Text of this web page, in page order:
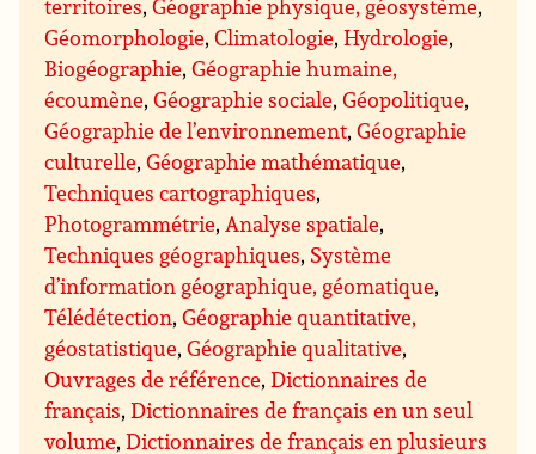
Géomorphologie,Climatologie,Hydrologie,
Biogéographie,Géographie humaine,
écoumène,Géographie sociale,Géopolitique,
Géographie de l’environnement,Géographie
culturelle,Géographie mathématique,
Techniques cartographiques,
Photogrammétrie, Analyse spatiale,
Techniques géographiques, Système
d’information géographique, géomatique,
Télédétection,Géographie quantitative,
géostatistique,Géographie qualitative,
Ouvrages de référence,Dictionnaires de
français,Dictionnaires de français en un seul
volume,Dictionnaires de français en plusieurs